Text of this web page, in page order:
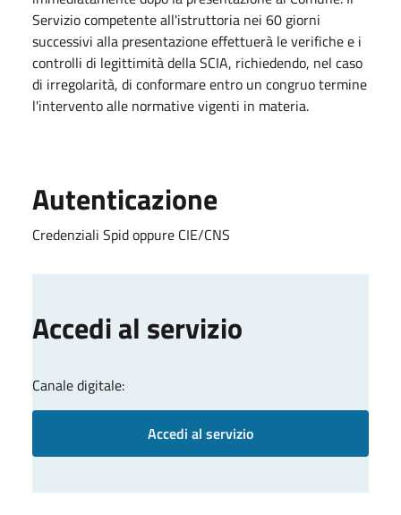
Servizio competente all'istruttoria nei 60 giorni
successivi alla presentazione effettuerà le verifiche e i
controlli di legittimità della SCIA, richiedendo, nel caso
di irregolarità, di conformare entro un congruo termine
l'intervento alle normative vigenti in materia.
Autenticazione
Credenziali Spid oppure CIE/CNS
Accedi al servizio
Canale digitale:
Accedi al servizio